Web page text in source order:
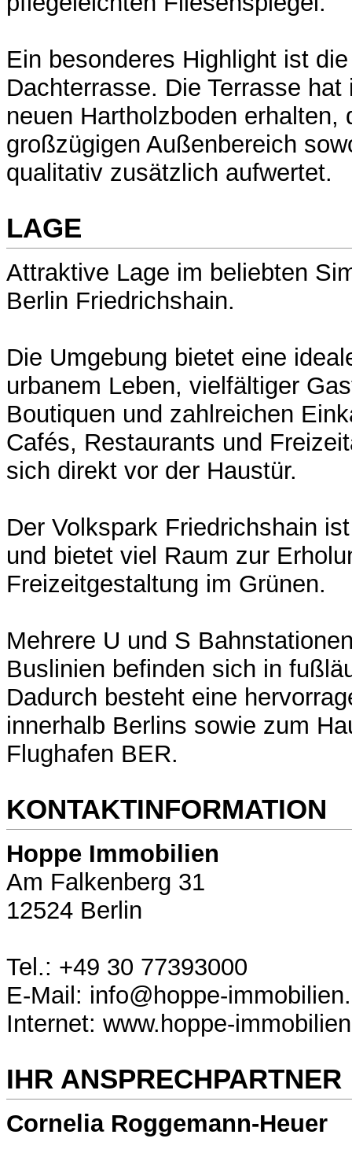
Ein besonderes Highlight ist
Dachterrasse. Die Terrasse
neuen Hartholzboden erhalten,
großzügigen Außenbereich
qualitativ zusätzlich aufwertet.
LAGE
Attraktive Lage im beliebten
Berlin Friedrichshain.
Die Umgebung bietet eine
urbanem Leben, vielfältiger
Boutiquen und zahlreichen
Cafés, Restaurants und
sich direkt vor der Haustür.
Der Volkspark Friedrichshain
und bietet viel Raum zur
Freizeitgestaltung im Grünen.
Mehrere U und S
Buslinien befinden sich in
Dadurch besteht eine
innerhalb Berlins sowie zum
Flughafen BER.
KONTAKTINFORMATION
Hoppe Immobilien
Am Falkenberg 31
12524 Berlin
Tel.: +49 30 77393000
E-Mail: info@hoppe-
Internet: www.hoppe-
IHR ANSPRECHPARTNER
Cornelia Roggemann-Heuer